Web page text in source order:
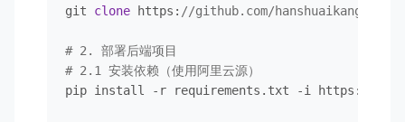
git clone https: //github.com/hanshuaikang/AI-
# 2. 部署后端项目
# 2.1 安装依赖（使用阿里云源）
pip install -r requirements.txt -i https: